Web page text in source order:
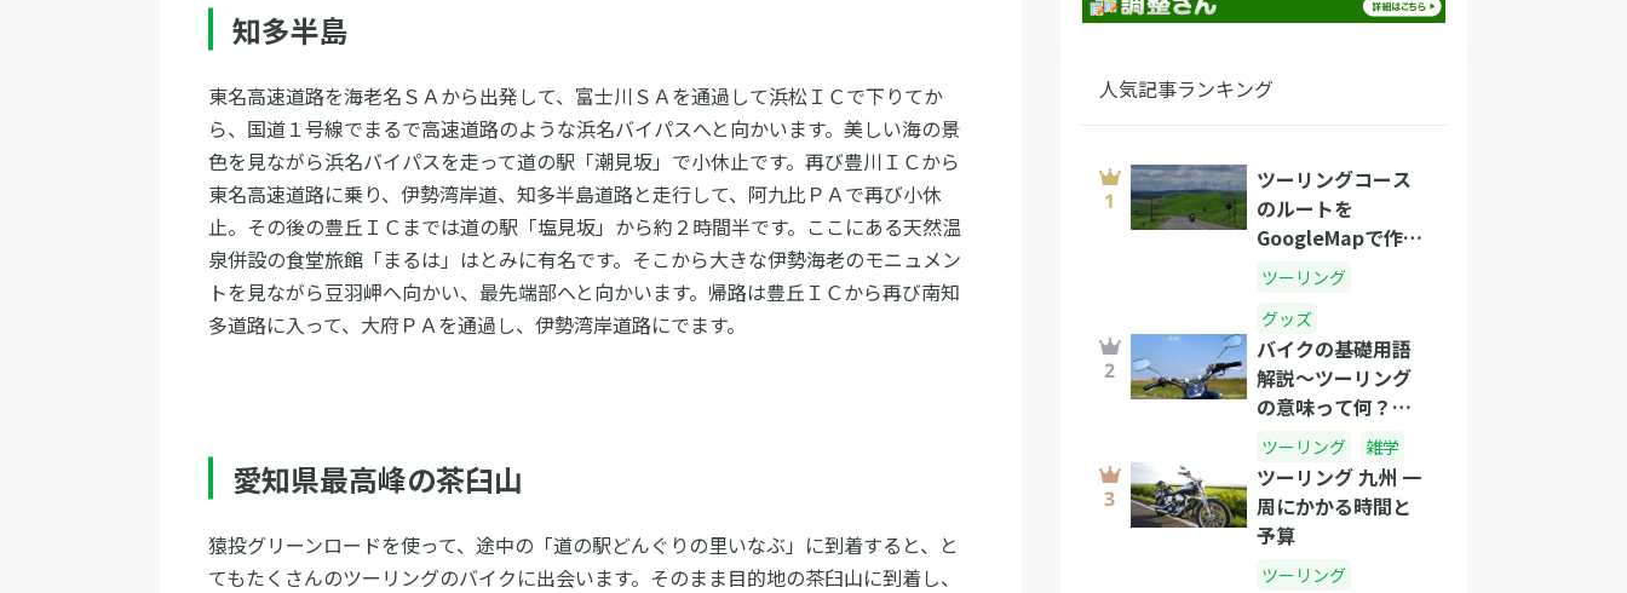
知多半島
東名高速道路を海老名ＳＡから出発して、富士川ＳＡを通過して浜松ＩＣで下りてか
ら、国道１号線でまるで高速道路のような浜名バイパスへと向かいます。美しい海の景
色を見ながら浜名バイパスを走って道の駅「潮見坂」で小休止です。再び豊川ＩＣから
東名高速道路に乗り、伊勢湾岸道、知多半島道路と走行して、阿九比ＰＡで再び小休
止。その後の豊丘ＩＣまでは道の駅「塩見坂」から約２時間半です。ここにある天然温
泉併設の食堂旅館「まるは」はとみに有名です。そこから大きな伊勢海老のモニュメン
トを見ながら豆羽岬へ向かい、最先端部へと向かいます。帰路は豊丘ＩＣから再び南知
多道路に入って、大府ＰＡを通過し、伊勢湾岸道路にでます。
愛知県最高峰の茶臼山
猿投グリーンロードを使って、途中の「道の駅どんぐりの里いなぶ」に到着すると、と
てもたくさんのツーリングのバイクに出会います。そのまま目的地の茶臼山に到着し、
人気記事ランキング
ツーリングコース
のルートを
GoogleMapで作成
する方法
ツーリング
グッズ
バイクの基礎用語
解説〜ツーリング
の意味って何？語
源は？〜
ツーリング 雑学
ツーリング 九州 一
周にかかる時間と
予算
ツーリング